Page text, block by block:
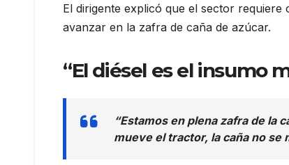
El dirigente explicó que el sector
avanzar en la zafra de caña de azúcar.
“El diésel es el insumo
“Estamos en plena zafra de la
mueve el tractor, la caña no se